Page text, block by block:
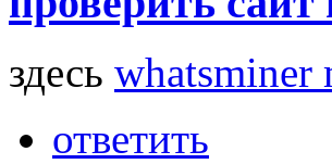
здесь whatsminer
ответить